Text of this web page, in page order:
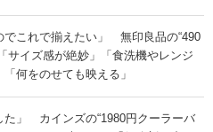
でこれで揃えたい」 無印良品の“490
サイズ感が絶妙」「食洗機やレンジ
何をのせても映える」
た」 カインズの“1980円クーラーバ